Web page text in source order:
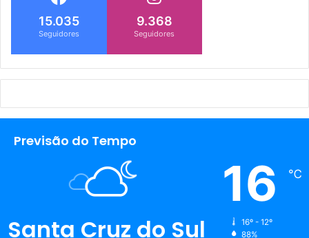
15.035
Seguidores
9.368
Seguidores
Previsão do Tempo
Santa Cruz do Sul
16 ℃
16º - 12º
88%